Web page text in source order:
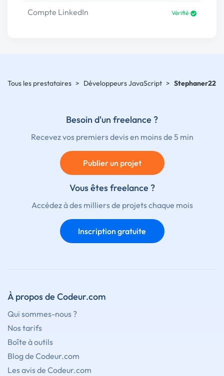
Compte LinkedIn Vérifié
Tous les prestataires > Développeurs JavaScript > Stephaner22
Besoin d'un freelance ?
Recevez vos premiers devis en moins de 5 min
Publier un projet
Vous êtes freelance ?
Accédez à des milliers de projets chaque mois
Inscription gratuite
À propos de Codeur.com
Qui sommes-nous ?
Nos tarifs
Boîte à outils
Blog de Codeur.com
Les avis de Codeur.com